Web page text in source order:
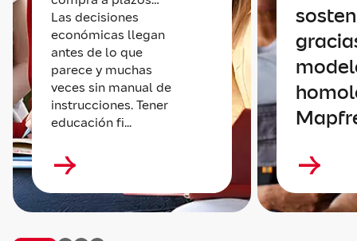
Las decisiones
económicas llegan
antes de lo que
parece y muchas
veces sin manual de
instrucciones. Tener
educación fi...